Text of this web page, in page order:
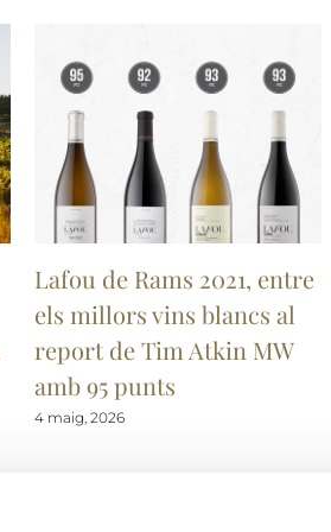
Lafou de Rams 2021, entre
els millors vins blancs al
report de Tim Atkin MW
amb 95 punts
4 maig, 2026